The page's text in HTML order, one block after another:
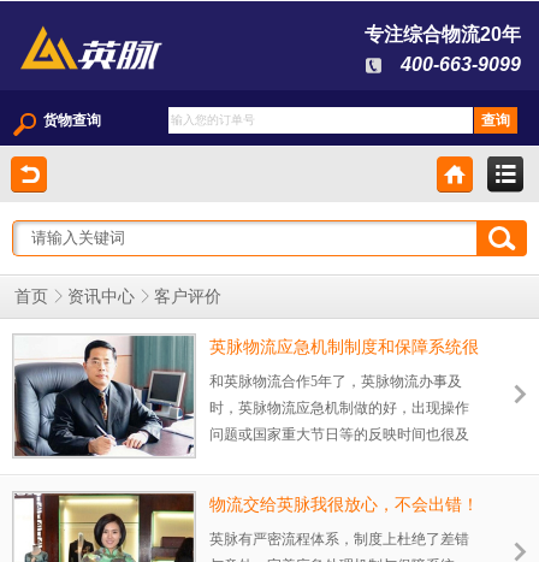
专注综合物流20年
400-663-9099
货物查询
首页 资讯中心 客户评价
英脉物流应急机制制度和保障系统很
完善
和英脉物流合作5年了，英脉物流办事及
时，英脉物流应急机制做的好，出现操作
问题或国家重大节日等的反映时间也很及
物流交给英脉我很放心，不会出错！
英脉有严密流程体系，制度上杜绝了差错